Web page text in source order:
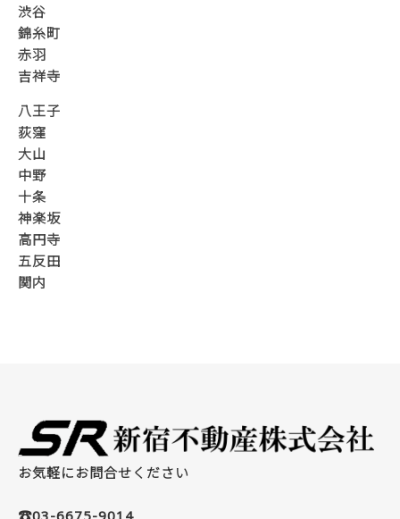
渋谷
錦糸町
赤羽
吉祥寺
八王子
荻窪
大山
中野
十条
神楽坂
高円寺
五反田
関内
お気軽にお問合せください